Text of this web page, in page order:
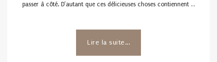
passer à côté. D’autant que ces délicieuses choses contiennent …
Lire la suite...